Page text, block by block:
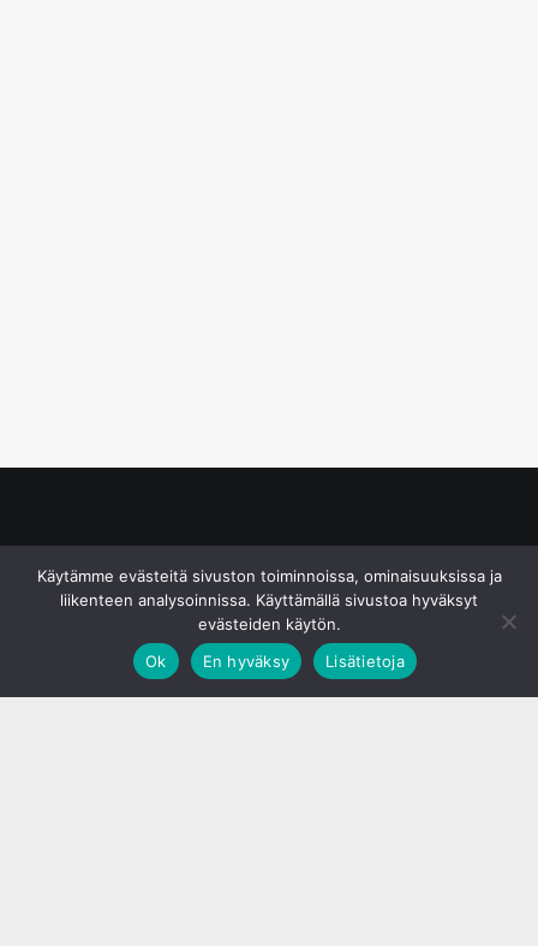
Käytämme evästeitä sivuston toiminnoissa, ominaisuuksissa ja
liikenteen analysoinnissa. Käyttämällä sivustoa hyväksyt
evästeiden käytön.
Ok
En hyväksy Lisätietoja